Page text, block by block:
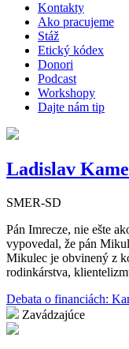
Kontakty
Ako pracujeme
Stáž
Etický kódex
Donori
Podcast
Workshopy
Dajte nám tip
Ladislav
SMER-SD
Pán Imrecze, nie ešte
vypovedal, že pán
Mikulec je obvinený z
rodinkárstva,
Debata o financiách:
Zavádzajúce